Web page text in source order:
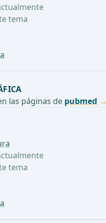
tema
tema
las páginas de pubmed